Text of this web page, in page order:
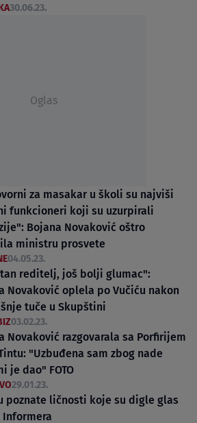
30.06.23.
Oglas
za masakar u školi su najviši
funkcioneri koji su uzurpirali
Bojana Novaković oštro
ministru prosvete
04.05.23.
reditelj, još bolji glumac":
Novaković oplela po Vučiću nakon
tuče u Skupštini
03.02.23.
Novaković razgovarala sa Porfirijem
"Uzbuđena sam zbog nade
je dao" FOTO
29.01.23.
poznate ličnosti koje su digle glas